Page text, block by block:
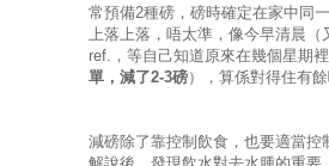
常預備2種磅，磅時確定在家中同
上落上落，唔太準，像今早清晨
ref.，等自己知道原來在幾個星期
單，減了2-3磅），算係對得住有
減磅除了靠控制飲食，也要適當